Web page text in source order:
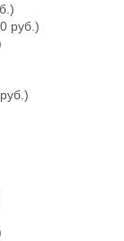
руб.)